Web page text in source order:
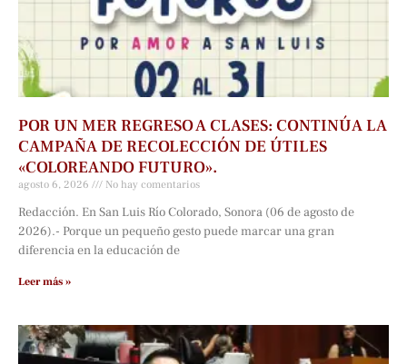
POR UN MER REGRESO A CLASES: CONTINÚA LA
CAMPAÑA DE RECOLECCIÓN DE ÚTILES
«COLOREANDO FUTURO».
agosto 6, 2026 No hay comentarios
Redacción. En San Luis Río Colorado, Sonora (06 de agosto de
2026).- Porque un pequeño gesto puede marcar una gran
diferencia en la educación de
Leer más »